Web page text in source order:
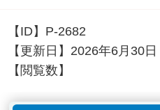
【ID】 P-2682
【更新日】 2026年6月30日
【閲覧数】